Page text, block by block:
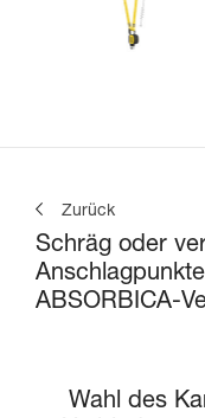
Zurück
Schräg oder
ABSORBICA-
Wahl des